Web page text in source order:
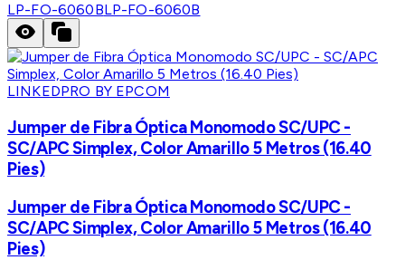
LP-FO-6060BLP-FO-6060B
LINKEDPRO BY EPCOM
Jumper de Fibra Óptica Monomodo SC/UPC -
SC/APC Simplex, Color Amarillo 5 Metros (16.40
Pies)
Jumper de Fibra Óptica Monomodo SC/UPC -
SC/APC Simplex, Color Amarillo 5 Metros (16.40
Pies)